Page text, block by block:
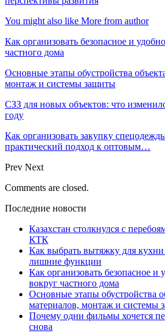
You might also like More from author
Как организовать безопасное и
частного дома
Основные этапы обустройства
монтаж и системы защиты
СЗЗ для новых объектов: что
году
Как организовать закупку
практический подход к оптовым…
Prev Next
Comments are closed.
Последние новости
Казахстан столкнулся с
КТК
Как выбрать вытяжку для кухни
лишние функции
Как организовать безопасное и
вокруг частного дома
Основные этапы обустройства
материалов, монтаж и системы
Почему одни фильмы хочется
снова